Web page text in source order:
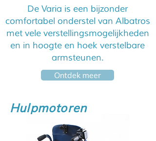
De Varia is een bijzonder
comfortabel onderstel van Albatros
met vele verstellingsmogelijkheden
en in hoogte en hoek verstelbare
armsteunen.
Ontdek meer
Hulpmotoren